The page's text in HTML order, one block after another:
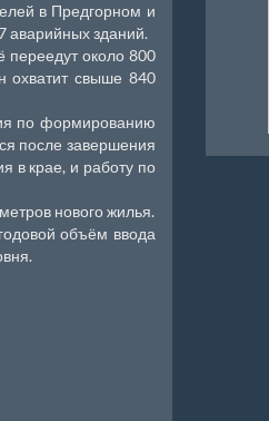
в Предгорном и
аварийных зданий.
переедут около 800
охватит свыше 840
по формированию
после завершения
в крае, и работу по
нового жилья.
объём ввода